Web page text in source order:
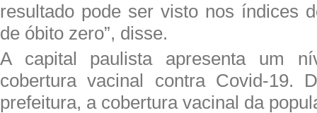
resultado pode ser visto nos índices
de óbito zero”, disse.
A capital paulista apresenta um
cobertura vacinal contra Covid-19.
prefeitura, a cobertura vacinal da